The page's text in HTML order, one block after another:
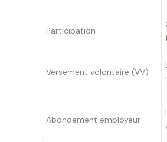
Participation
Versement volontaire (VV)
Abondement employeur